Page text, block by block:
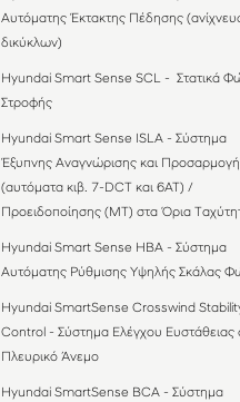
Αυτόματης Έκτακτης Πέδησης
δικύκλων)
Hyundai Smart Sense SCL - Στατικά
Στροφής
Hyundai Smart Sense ISLA - Σύστημα
Έξυπνης Αναγνώρισης και
(αυτόματα κιβ. 7-DCT και 6AT) /
Προειδοποίησης (MT) στα Όρια
Hyundai Smart Sense HBA - Σύστημα
Αυτόματης Ρύθμισης Υψηλής Σκάλας
Hyundai SmartSense Crosswind
Control - Σύστημα Ελέγχου Ευστάθειας
Πλευρικό Άνεμο
Hyundai SmartSense BCΑ - Σύστημα